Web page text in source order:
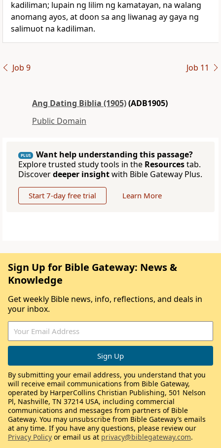
kadiliman; lupain ng lilim ng kamatayan, na walang
anomang ayos, at doon sa ang liwanag ay gaya ng
salimuot na kadiliman.
Job 9 Job 11
Ang Dating Biblia (1905)(ADB1905)
Public Domain
PLUS
Want help understanding this passage?
Explore trusted study tools in the Resourcestab.
Discoverdeeper insightwith Bible Gateway Plus.
Start 7-day free trial Learn More
Sign Up for Bible Gateway: News &
Knowledge
Get weekly Bible news, info, reflections, and deals in
your inbox.
By submitting your email address, you understand that you
will receive email communications from Bible Gateway,
operated by HarperCollins Christian Publishing, 501 Nelson
Pl, Nashville, TN 37214 USA, including commercial
communications and messages from partners of Bible
Gateway. You may unsubscribe from Bible Gateway’s emails
at any time. If you have any questions, please review our
Privacy Policy or email us at privacy@biblegateway.com.